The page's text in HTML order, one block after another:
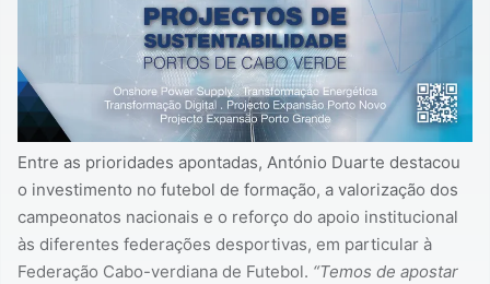
Entre as prioridades apontadas, António Duarte destacou
o investimento no futebol de formação, a valorização dos
campeonatos nacionais e o reforço do apoio institucional
às diferentes federações desportivas, em particular à
Federação Cabo-verdiana de Futebol. “Temos de apostar